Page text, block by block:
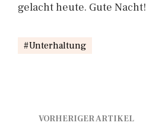
gelacht heute. Gute Nacht!
Unterhaltung
VORHERIGER ARTIKEL